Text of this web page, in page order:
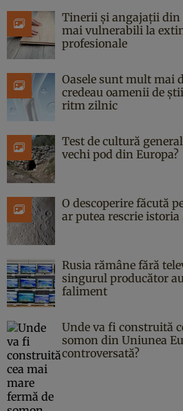
Tinerii și angajații din
mai vulnerabili la
profesionale
Oasele sunt mult mai
credeau oamenii de
ritm zilnic
Test de cultură
vechi pod din Europa?
O descoperire făcută
ar putea rescrie
Rusia rămâne fără
singurul producător
faliment
Unde va fi construită
somon din Uniunea
controversată?